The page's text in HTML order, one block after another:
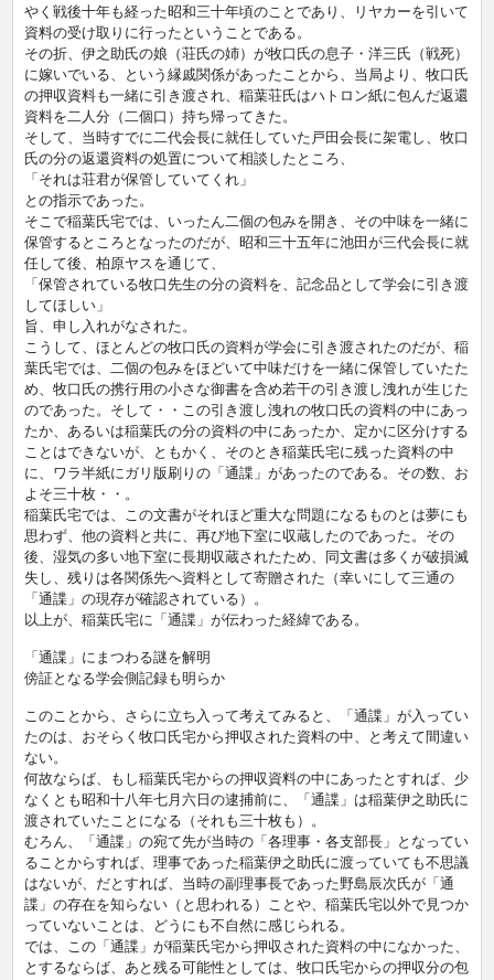
やく戦後十年も経った昭和三十年頃のことであり、リヤカーを引いて
資料の受け取りに行ったということである。
その折、伊之助氏の娘（荘氏の姉）が牧口氏の息子・洋三氏（戦死）
に嫁いでいる、という縁戚関係があったことから、当局より、牧口氏
の押収資料も一緒に引き渡され、稲葉荘氏はハトロン紙に包んだ返還
資料を二人分（二個口）持ち帰ってきた。
そして、当時すでに二代会長に就任していた戸田会長に架電し、牧口
氏の分の返還資料の処置について相談したところ、
「それは荘君が保管していてくれ」
との指示であった。
そこで稲葉氏宅では、いったん二個の包みを開き、その中味を一緒に
保管するところとなったのだが、昭和三十五年に池田が三代会長に就
任して後、柏原ヤスを通じて、
「保管されている牧口先生の分の資料を、記念品として学会に引き渡
してほしい」
旨、申し入れがなされた。
こうして、ほとんどの牧口氏の資料が学会に引き渡されたのだが、稲
葉氏宅では、二個の包みをほどいて中味だけを一緒に保管していたた
め、牧口氏の携行用の小さな御書を含め若干の引き渡し洩れが生じた
のであった。そして・・この引き渡し洩れの牧口氏の資料の中にあっ
たか、あるいは稲葉氏の分の資料の中にあったか、定かに区分けする
ことはできないが、ともかく、そのとき稲葉氏宅に残った資料の中
に、ワラ半紙にガリ版刷りの「通諜」があったのである。その数、お
よそ三十枚・・。
稲葉氏宅では、この文書がそれほど重大な問題になるものとは夢にも
思わず、他の資料と共に、再び地下室に収蔵したのであった。その
後、湿気の多い地下室に長期収蔵されたため、同文書は多くが破損滅
失し、残りは各関係先へ資料として寄贈された（幸いにして三通の
「通諜」の現存が確認されている）。
以上が、稲葉氏宅に「通諜」が伝わった経緯である。
「通諜」にまつわる謎を解明
傍証となる学会側記録も明らか
このことから、さらに立ち入って考えてみると、「通諜」が入ってい
たのは、おそらく牧口氏宅から押収された資料の中、と考えて間違い
ない。
何故ならば、もし稲葉氏宅からの押収資料の中にあったとすれば、少
なくとも昭和十八年七月六日の逮捕前に、「通諜」は稲葉伊之助氏に
渡されていたことになる（それも三十枚も）。
むろん、「通諜」の宛て先が当時の「各理事・各支部長」となってい
ることからすれば、理事であった稲葉伊之助氏に渡っていても不思議
はないが、だとすれば、当時の副理事長であった野島辰次氏が「通
諜」の存在を知らない（と思われる）ことや、稲葉氏宅以外で見つか
っていないことは、どうにも不自然に感じられる。
では、この「通諜」が稲葉氏宅から押収された資料の中になかった、
とするならば、あと残る可能性としては、牧口氏宅からの押収分の包